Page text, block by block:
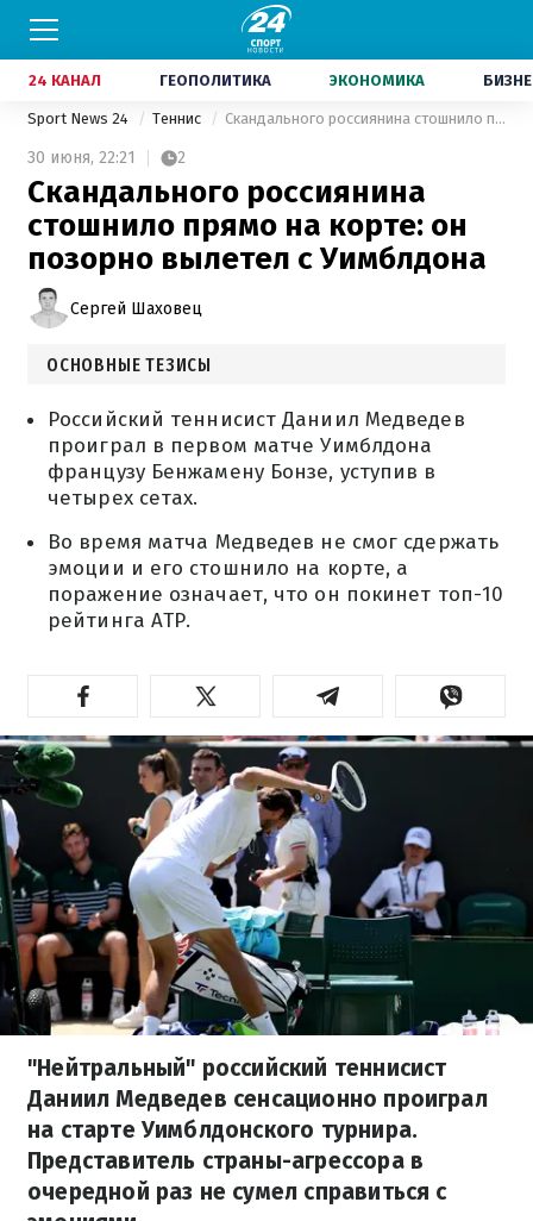
24 КАНАЛ ГЕОПОЛИТИКА ЭКОНОМИКА
Sport News 24 Теннис Скандального россиянина стошнило прямо на корте: он позорно вылетел с Уимблдона
30 июня, 22:21 2
Скандального россиянина
стошнило прямо на корте: он
позорно вылетел с Уимблдона
Сергей Шаховец
ОСНОВНЫЕ ТЕЗИСЫ
Российский теннисист Даниил Медведев
проиграл в первом матче Уимблдона
французу Бенжамену Бонзе, уступив в
четырех сетах.
Во время матча Медведев не смог сдержать
эмоции и его стошнило на корте, а
поражение означает, что он покинет топ-10
рейтинга ATP.
"Нейтральный" российский теннисист
Даниил Медведев сенсационно проиграл
на старте Уимблдонского турнира.
Представитель страны-агрессора в
очередной раз не сумел справиться с